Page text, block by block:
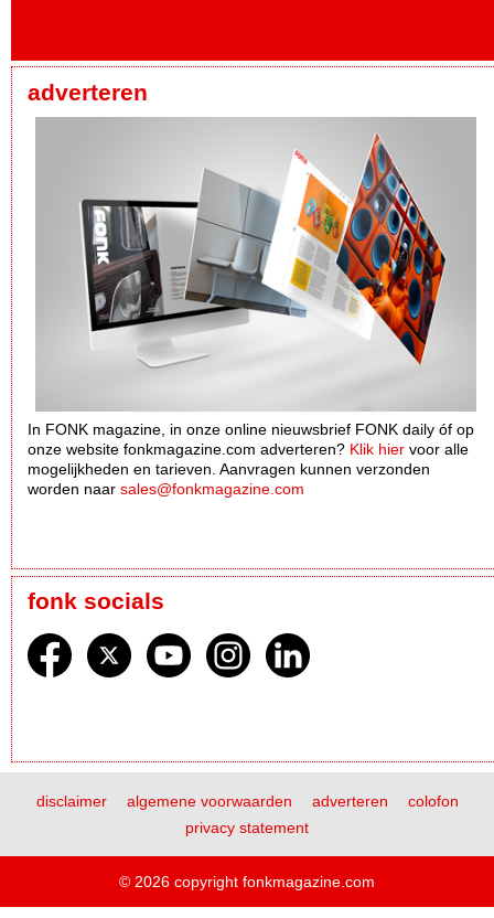
adverteren
In FONK magazine, in onze online nieuwsbrief FONK daily óf op
onze website fonkmagazine.com adverteren? Klik hier voor alle
mogelijkheden en tarieven. Aanvragen kunnen verzonden
worden naar sales@fonkmagazine.com
fonk socials
disclaimer algemene voorwaarden adverteren
colofon
privacy statement
© 2026 copyright fonkmagazine.com